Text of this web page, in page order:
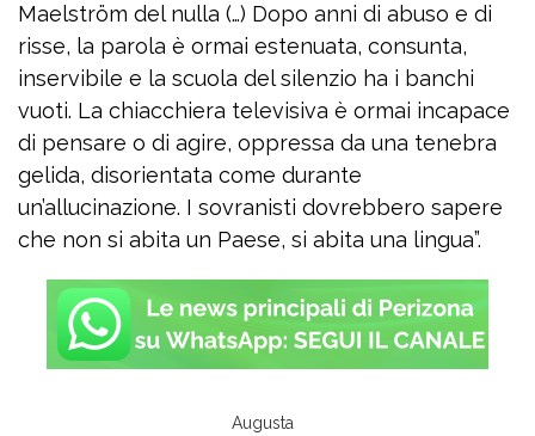
Maelström del nulla (…) Dopo anni di abuso e di
risse, la parola è ormai estenuata, consunta,
inservibile e la scuola del silenzio ha i banchi
vuoti. La chiacchiera televisiva è ormai incapace
di pensare o di agire, oppressa da una tenebra
gelida, disorientata come durante
un’allucinazione. I sovranisti dovrebbero sapere
che non si abita un Paese, si abita una lingua”.
Augusta